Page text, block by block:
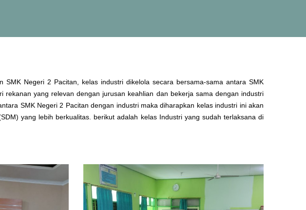
Negeri 2 Pacitan, kelas industri dikelola secara bersama-sama antara SMK
yang relevan dengan jurusan keahlian dan bekerja sama dengan industri
SMK Negeri 2 Pacitan dengan industri maka diharapkan kelas industri ini akan
yang lebih berkualitas. berikut adalah kelas Industri yang sudah terlaksana di